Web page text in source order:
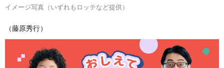
イメージ写真（いずれもロッテなど提供）
（藤原秀行）